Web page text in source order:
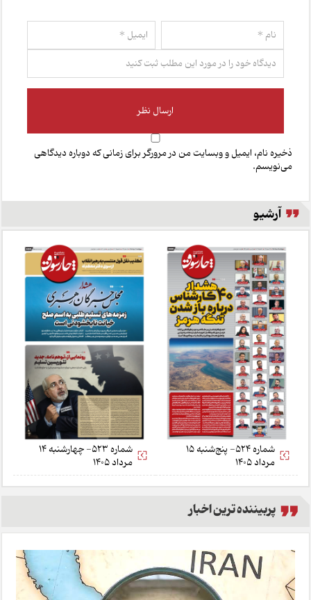
ذخیره نام، ایمیل و وبسایت من در مرورگر برای زمانی که دوباره دیدگاهی
می‌نویسم.
آرشیو
شماره 524- پنج‌شنبه 15
مرداد 1405
شماره 523- چهارشنبه 14
مرداد 1405
پربیننده ترین اخبار